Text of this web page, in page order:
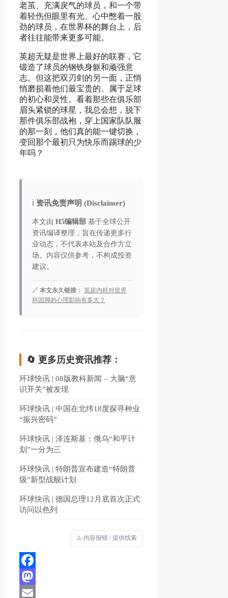
老茧、充满戾气的球员，和一个带
着轻伤但眼里有光、心中憋着一股
劲的球员，在世界杯的舞台上，后
者往往能带来更多可能。
英超无疑是世界上最好的联赛，它
锻造了球员的钢铁身躯和顽强意
志。但这把双刃剑的另一面，正悄
悄磨损着他们最宝贵的、属于足球
的初心和灵性。看着那些在俱乐部
眉头紧锁的球星，我总会想，脱下
那件俱乐部战袍，穿上国家队队服
的那一刻，他们真的能一键切换，
变回那个最初只为快乐而踢球的少
年吗？
ℹ️ 资讯免责声明 (Disclaimer)
本文由 H5编辑部 基于全球公开
资讯编译整理，旨在传递更多行
业动态，不代表本站及合作方立
场。内容仅供参考，不构成投资
建议。
🔗 本文永久链接： 英超内耗对世界
杯国脚的心理影响有多大？
🔄 更多历史资讯推荐：
环球快讯 | 08版教科新闻 – 大脑“意
识开关”被发现
环球快讯 | 中国在北纬18度探寻种业
“振兴密码”
环球快讯 | 泽连斯基：俄乌“和平计
划”一分为三
环球快讯 | 特朗普宣布建造“特朗普
级”新型战舰计划
环球快讯 | 德国总理12月底首次正式
访问以色列
⚠️ 内容报错 / 提供线索
Facebook
Mastodon